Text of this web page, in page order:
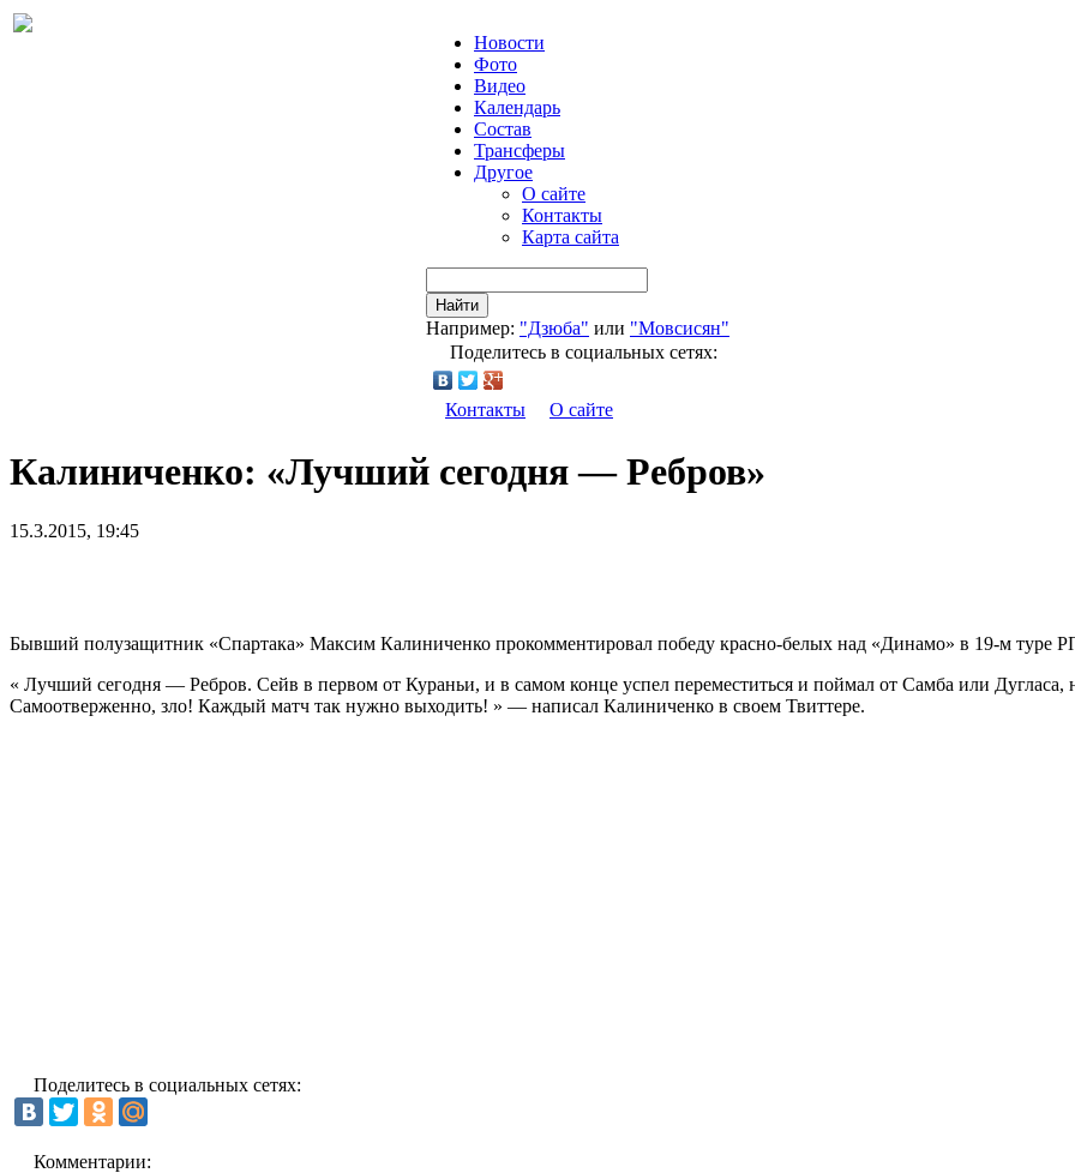
Новости
Фото
Видео
Календарь
Состав
Трансферы
Другое
О сайте
Контакты
Карта сайта
Найти
Например: "Дзюба" или "Мовсисян"
Поделитесь в социальных сетях:
Контакты О сайте
Калиниченко: «Лучший сегодня — Ребров»
15.3.2015, 19:45
Бывший полузащитник «Спартака» Максим Калиниченко прокомментировал победу красно-белых над «Динамо» в 19-м туре
« Лучший сегодня — Ребров. Сейв в первом от Кураньи, и в самом конце успел переместиться и поймал от Самба или
Самоотверженно, зло! Каждый матч так нужно выходить! » — написал Калиниченко в своем Твиттере.
Поделитесь в социальных сетях:
Комментарии: